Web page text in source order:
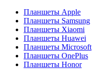
Планшеты Apple
Планшеты Samsung
Планшеты Xiaomi
Планшеты Huawei
Планшеты Microsoft
Планшеты OnePlus
Планшеты Honor